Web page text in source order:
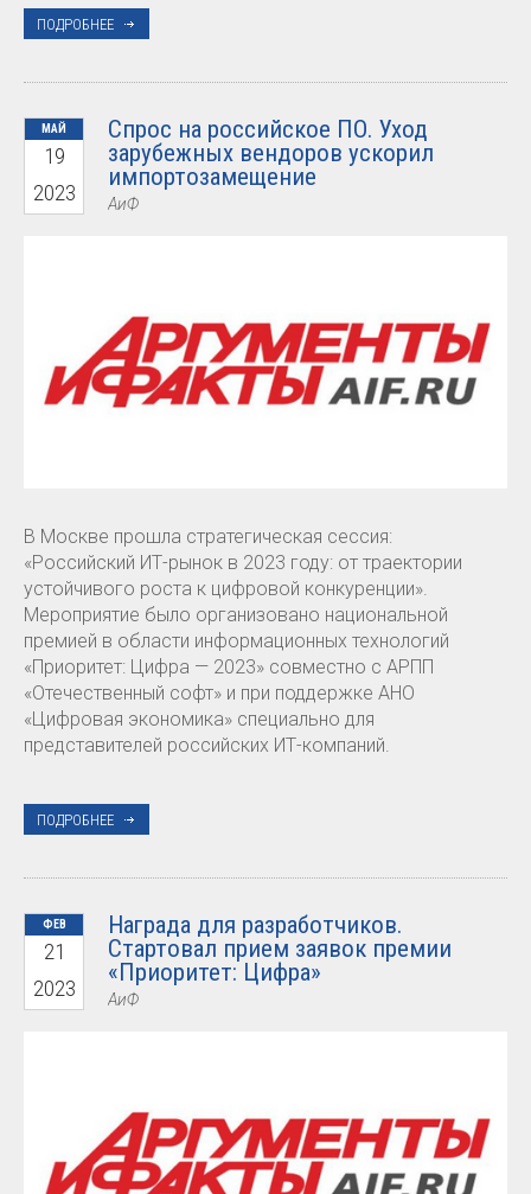
ПОДРОБНЕЕ
МАЙ
19
2023
Спрос на российское ПО. Уход
зарубежных вендоров ускорил
импортозамещение
АиФ
В Москве прошла стратегическая сессия:
«Российский ИТ-рынок в 2023 году: от траектории
устойчивого роста к цифровой конкуренции».
Мероприятие было организовано национальной
премией в области информационных технологий
«Приоритет: Цифра — 2023» совместно с АРПП
«Отечественный софт» и при поддержке АНО
«Цифровая экономика» специально для
представителей российских ИТ-компаний.
ПОДРОБНЕЕ
ФЕВ
21
2023
Награда для разработчиков.
Стартовал прием заявок премии
«Приоритет: Цифра»
АиФ